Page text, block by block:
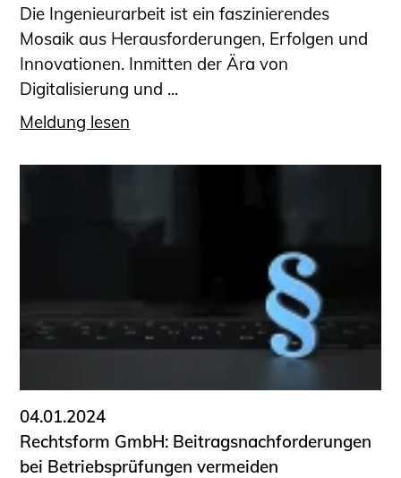
Die Ingenieurarbeit ist ein faszinierendes
Mosaik aus Herausforderungen, Erfolgen und
Innovationen. Inmitten der Ära von
Digitalisierung und ...
Meldung lesen
04.01.2024
Rechtsform GmbH: Beitragsnachforderungen
bei Betriebsprüfungen vermeiden